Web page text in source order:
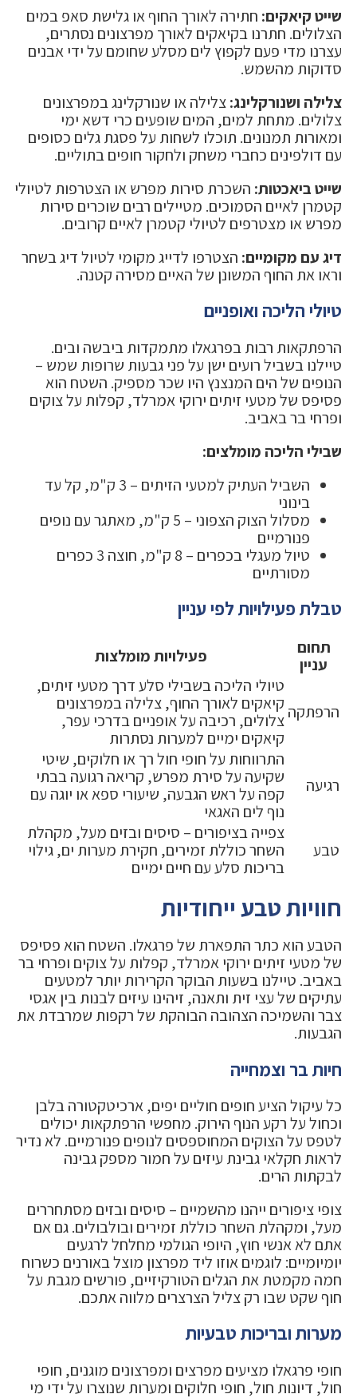
שייט קיאקים: חתירה לאורך החוף או גלישת סאפ במים
הצלולים. חתרנו בקיאקים לאורך מפרצונים נסתרים,
עצרנו מדי פעם לקפוץ לים מסלע שחומם על ידי אבנים
סדוקות מהשמש.
צלילה ושנורקלינג:צלילה או שנורקלינג במפרצונים
צלולים. מתחת למים, המים שופעים כרי דשא ימי
ומאורות תמנונים. תוכלו לשחות על פסגת גלים כסופים
עם דולפינים כחברי משחק ולחקור חופים בתוליים.
שייט ביאכטות: השכרת סירות מפרש או הצטרפות לטיולי
קטמרן לאיים הסמוכים. מטיילים רבים שוכרים סירות
מפרש או מצטרפים לטיולי קטמרן לאיים קרובים.
דיג עם מקומיים: הצטרפו לדייג מקומי לטיול דיג בשחר
וראו את החוף המשונן של האיים מסירה קטנה.
טיולי הליכה ואופניים
הרפתקאות רבות בפרגאלו מתמקדות ביבשה ובים.
טיילנו בשביל רועים ישן על פני גבעות שרופות שמש –
הנופים של הים המנצנץ היו שכר מספיק. השטח הוא
פסיפס של מטעי זיתים ירוקי אמרלד, קפלות על צוקים
ופרחי בר באביב.
שבילי הליכה מומלצים:
השביל העתיק למטעי הזיתים – 3 ק"מ, קל עד
בינוני
מסלול הצוק הצפוני – 5 ק"מ, מאתגר עם נופים
פנורמיים
טיול מעגלי בכפרים – 8 ק"מ, חוצה 3 כפרים
מסורתיים
טבלת פעילויות לפי עניין
תחום
עניין
פעילויות מומלצות
הרפתקה
טיולי הליכה בשבילי סלע דרך מטעי זיתים,
קיאקים לאורך החוף, צלילה במפרצונים
צלולים, רכיבה על אופניים בדרכי עפר,
קיאקים ימיים למערות נסתרות
רגיעה
התרווחות על חופי חול רך או חלוקים, שיטי
שקיעה על סירת מפרש, קריאה רגועה בבתי
קפה על ראש הגבעה, שיעורי ספא או יוגה עם
נוף לים האגאי
טבע
צפייה בציפורים – סיסים ובזים מעל, מקהלת
השחר כוללת זמירים, חקירת מערות ים, גילוי
בריכות סלע עם חיים ימיים
חוויות טבע ייחודיות
הטבע הוא כתר התפארת של פרגאלו. השטח הוא פסיפס
של מטעי זיתים ירוקי אמרלד, קפלות על צוקים ופרחי בר
באביב. טיילנו בשעות הבוקר הקרירות יותר למטעים
עתיקים של עצי זית ותאנה, זיהינו עיזים לבנות בין אגסי
צבר והשמיכה הצהובה הבוהקת של רקפות שמרבדת את
הגבעות.
חיות בר וצמחייה
כל עיקול הציע חופים חוליים יפים, ארכיטקטורה בלבן
וכחול על רקע הנוף הירוק. מחפשי הרפתקאות יכולים
לטפס על הצוקים המחוספסים לנופים פנורמיים. לא נדיר
לראות חקלאי גבינת עיזים על חמור מספק גבינה
לבקתות הרים.
צופי ציפורים ייהנו מהשמיים – סיסים ובזים מסתחררים
מעל, ומקהלת השחר כוללת זמירים ובולבולים. גם אם
אתם לא אנשי חוץ, היופי הגולמי מחלחל לרגעים
יומיומיים: לוגמים אוזו ליד מפרצון מוצל באורנים כשרוח
חמה מקמטת את הגלים הטורקיזיים, פורשים מגבת על
חוף שקט שבו רק צליל הצרצרים מלווה אתכם.
מערות ובריכות טבעיות
חופי פרגאלו מציעים מפרצים ומפרצונים מוגנים, חופי
חול, דיונות חול, חופי חלוקים ומערות שנוצרו על ידי מי